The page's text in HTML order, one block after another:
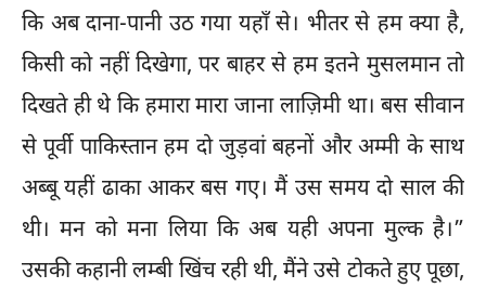
कि अब दाना-पानी उठ गया यहाँ से। भीतर से हम क्या है,
किसी को नहीं दिखेगा, पर बाहर से हम इतने मुसलमान तो
दिखते ही थे कि हमारा मारा जाना लाज़िमी था। बस सीवान
से पूर्वी पाकिस्तान हम दो जुड़वां बहनों और अम्मी के साथ
अब्बू यहीं ढाका आकर बस गए। मैं उस समय दो साल की
थी। मन को मना लिया कि अब यही अपना मुल्क है।”
उसकी कहानी लम्बी खिंच रही थी, मैंने उसे टोकते हुए पूछा,